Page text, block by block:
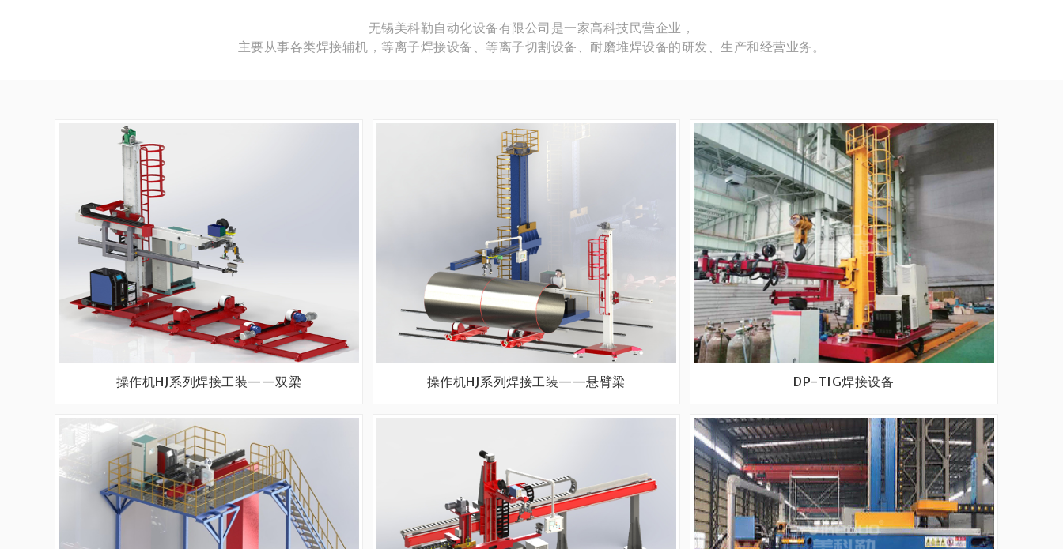
无锡美科勒自动化设备有限公司是一家高科技民营企业，
主要从事各类焊接辅机，等离子焊接设备、等离子切割设备、耐磨堆焊设备的研发、生产和经营业务。
操作机HJ系列焊接工装——双梁 操作机HJ系列焊接工装——悬臂梁 DP-TIG焊接设备